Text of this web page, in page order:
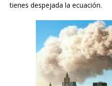
tienes despejada la ecuación.